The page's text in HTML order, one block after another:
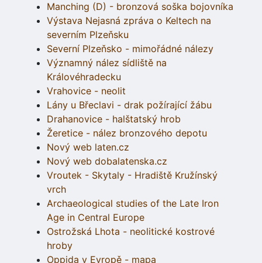
Manching (D) - bronzová soška bojovníka
Výstava Nejasná zpráva o Keltech na
severním Plzeňsku
Severní Plzeňsko - mimořádné nálezy
Významný nález sídliště na
Královéhradecku
Vrahovice - neolit
Lány u Břeclavi - drak požírající žábu
Drahanovice - halštatský hrob
Žeretice - nález bronzového depotu
Nový web laten.cz
Nový web dobalatenska.cz
Vroutek - Skytaly - Hradiště Kružínský
vrch
Archaeological studies of the Late Iron
Age in Central Europe
Ostrožská Lhota - neolitické kostrové
hroby
Oppida v Evropě - mapa